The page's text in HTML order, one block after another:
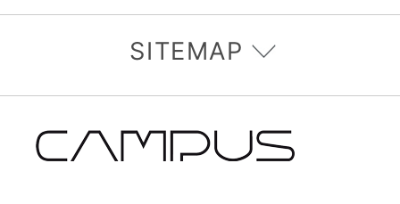
SITEMAP